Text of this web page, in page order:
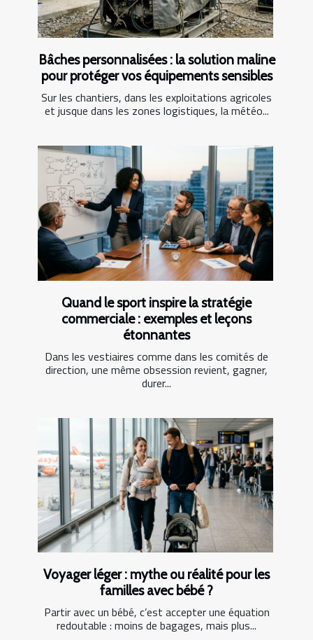
Bâches personnalisées : la solution maline
pour protéger vos équipements sensibles
Sur les chantiers, dans les exploitations agricoles
et jusque dans les zones logistiques, la météo...
Quand le sport inspire la stratégie
commerciale : exemples et leçons
étonnantes
Dans les vestiaires comme dans les comités de
direction, une même obsession revient, gagner,
durer...
Voyager léger : mythe ou réalité pour les
familles avec bébé ?
Partir avec un bébé, c’est accepter une équation
redoutable : moins de bagages, mais plus...